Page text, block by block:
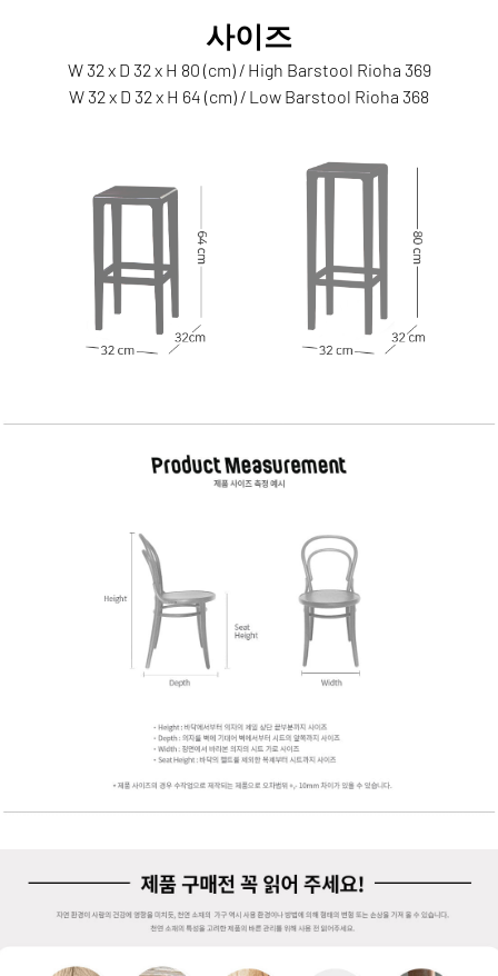
사이즈
W 32 x D 32 x H 80 (cm) / High Barstool Rioha 369
W 32 x D 32 x H 64 (cm) / Low Barstool Rioha 368